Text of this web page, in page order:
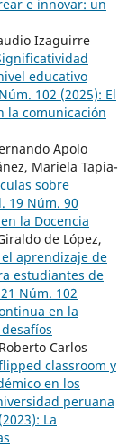
e innovar: un
Izaguirre
educativo
102 (2025): El
la comunicación
Apolo
Mariela Tapia-
sobre
19 Núm. 90
la Docencia
de López,
aprendizaje de
estudiantes de
Núm. 102
en la
Carlos
classroom y
en los
peruana
La